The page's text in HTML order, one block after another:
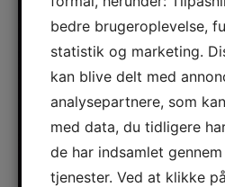
bedre brugeroplevelse,
statistik og marketing.
kan blive delt med
analysepartnere, som
med data, du tidligere
de har indsamlet
tjenester. Ved at klikke